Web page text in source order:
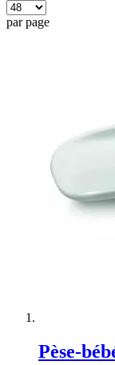
par page
Pèse-